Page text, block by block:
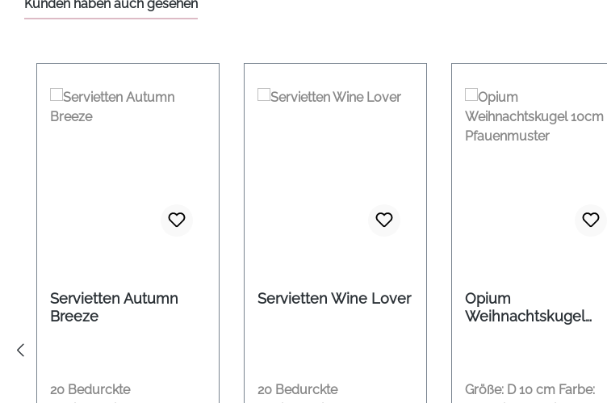
Kunden haben auch gesehen
Servietten Autumn
Breeze
20 Bedurckte
Servietten Wine Lover
20 Bedurckte
Opium
Weihnachtskugel
Größe: D 10 cm Farbe: